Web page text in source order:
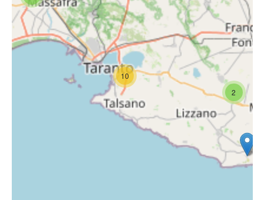
10
2